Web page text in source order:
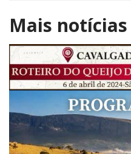
Mais notícias